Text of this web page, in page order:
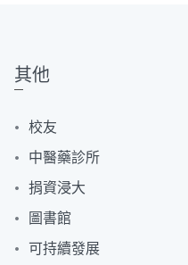
其他
校友
中醫藥診所
捐資浸大
圖書館
可持續發展